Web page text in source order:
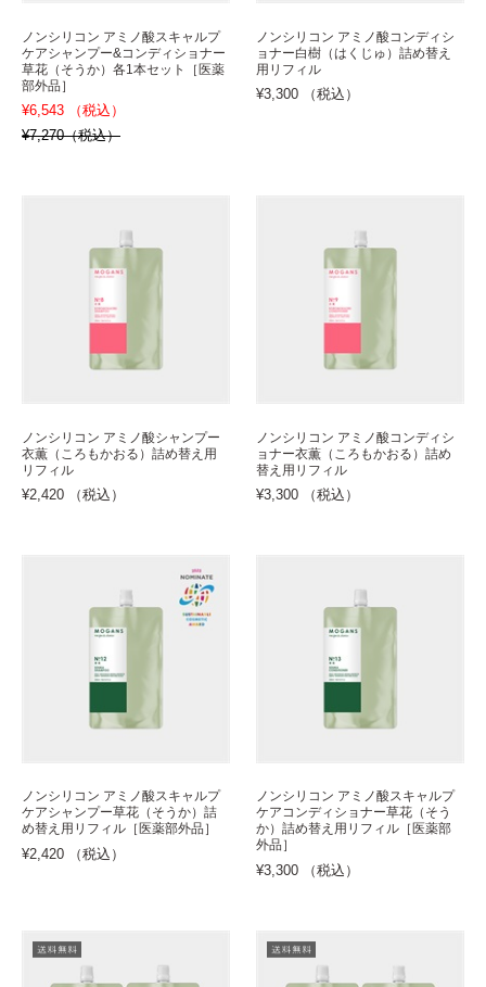
ノンシリコン アミノ酸スキャルプ
ケアシャンプー&コンディショナー
草花（そうか）各1本セット［医薬
部外品］
¥6,543 （税込）
¥7,270（税込）
ノンシリコン アミノ酸コンディシ
ョナー白樹（はくじゅ）詰め替え
用リフィル
¥3,300 （税込）
ノンシリコン アミノ酸シャンプー
衣薫（ころもかおる）詰め替え用
リフィル
¥2,420 （税込）
ノンシリコン アミノ酸コンディシ
ョナー衣薫（ころもかおる）詰め
替え用リフィル
¥3,300 （税込）
ノンシリコン アミノ酸スキャルプ
ケアシャンプー草花（そうか）詰
め替え用リフィル［医薬部外品］
¥2,420 （税込）
ノンシリコン アミノ酸スキャルプ
ケアコンディショナー草花（そう
か）詰め替え用リフィル［医薬部
外品］
¥3,300 （税込）